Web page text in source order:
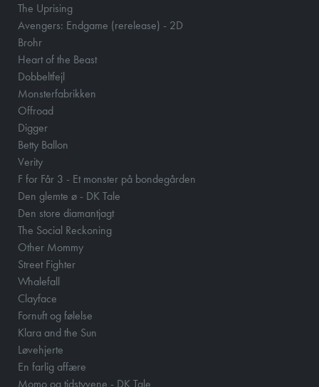
The Uprising
Avengers: Endgame (rerelease) - 2D
Brohr
Heart of the Beast
Dobbeltfejl
Monsterfabrikken
Offroad
Digger
Betty Ballon
Verity
F for Får 3 - Et monster på bondegården
Den glemte ø - DK Tale
Den store diamantjagt
The Social Reckoning
Other Mommy
Street Fighter
Whalefall
Clayface
Fornuft og følelse
Klara and the Sun
Løvehjerte
En farlig affære